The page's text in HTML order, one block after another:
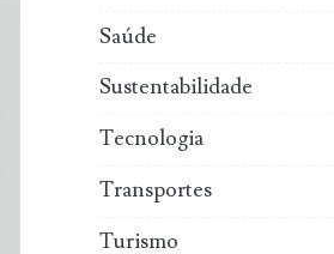
Saúde
Sustentabilidade
Tecnologia
Transportes
Turismo